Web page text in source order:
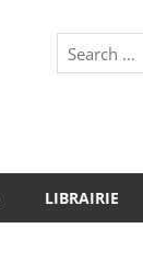
LIBRAIRIE